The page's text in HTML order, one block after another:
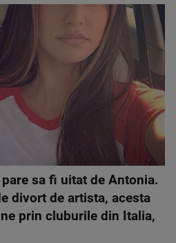
sa fi uitat de Antonia.
divort de artista, acesta
prin cluburile din Italia,